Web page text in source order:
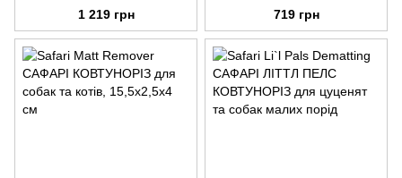
1 219 грн
для собак та котів
719 грн